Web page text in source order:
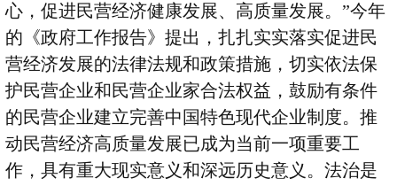
心，促进民营经济健康发展、高质量发展。 ”今年
的《政府工作报告》提出，扎扎实实落实促进民
营经济发展的法律法规和政策措施，切实依法保
护民营企业和民营企业家合法权益，鼓励有条件
的民营企业建立完善中国特色现代企业制度。推
动民营经济高质量发展已成为当前一项重要工
作，具有重大现实意义和深远历史意义。法治是